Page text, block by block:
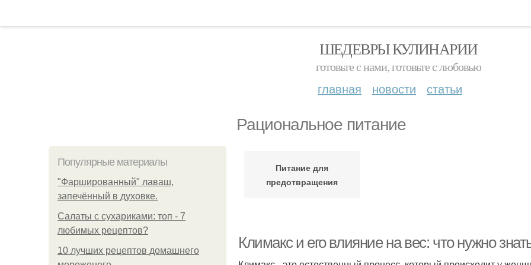
ШЕДЕВРЫ КУЛИНАРИИ
готовьте с нами, готовьте с любовью
главная новости статьи
Рациональное питание
Популярные материалы
"Фаршированный" лаваш,
запечённый в духовке.
Салаты с сухариками: топ - 7
любимых рецептов?
10 лучших рецептов домашнего
Питание для
предотвращения
Климакс и его влияние на вес: что нужно